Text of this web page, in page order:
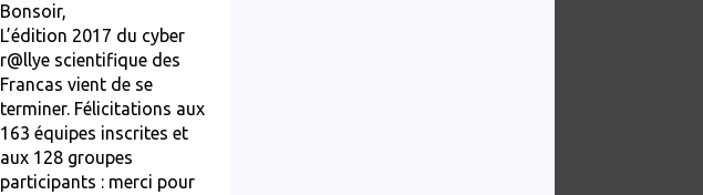
Bonsoir,
L’édition 2017 du cyber
r@llye scientifique des
Francas vient de se
terminer. Félicitations aux
163 équipes inscrites et
aux 128 groupes
participants : merci pour